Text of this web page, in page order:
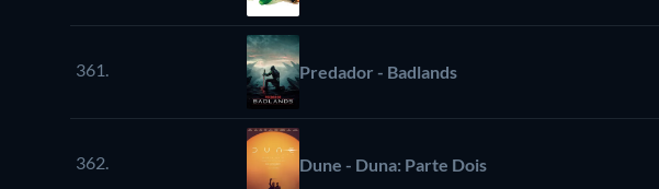
361. Predador - Badlands
362. Dune - Duna: Parte Dois